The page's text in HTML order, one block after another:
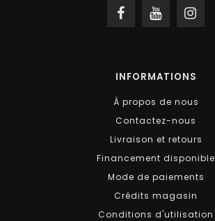
INFORMATIONS
À propos de nous
Contactez-nous
Livraison et retours
Financement disponible
Mode de paiements
Crédits magasin
Conditions d'utilisation